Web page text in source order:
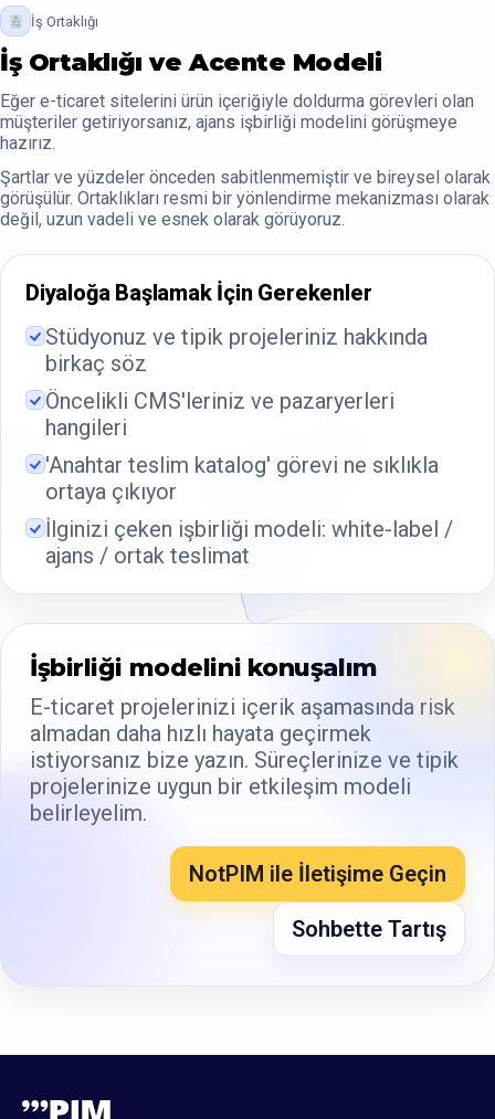
İş Ortaklığı
İş Ortaklığı ve Acente Modeli
Eğer e-ticaret sitelerini ürün içeriğiyle doldurma görevleri olan
müşteriler getiriyorsanız, ajans işbirliği modelini görüşmeye
hazırız.
Şartlar ve yüzdeler önceden sabitlenmemiştir ve bireysel olarak
görüşülür. Ortaklıkları resmi bir yönlendirme mekanizması olarak
değil, uzun vadeli ve esnek olarak görüyoruz.
Diyaloğa Başlamak İçin Gerekenler
Stüdyonuz ve tipik projeleriniz hakkında
birkaç söz
Öncelikli CMS'leriniz ve pazaryerleri
hangileri
'Anahtar teslim katalog' görevi ne sıklıkla
ortaya çıkıyor
İlginizi çeken işbirliği modeli: white-label /
ajans / ortak teslimat
İşbirliği modelini konuşalım
E-ticaret projelerinizi içerik aşamasında risk
almadan daha hızlı hayata geçirmek
istiyorsanız bize yazın. Süreçlerinize ve tipik
projelerinize uygun bir etkileşim modeli
belirleyelim.
NotPIM ile İletişime Geçin
Sohbette Tartış